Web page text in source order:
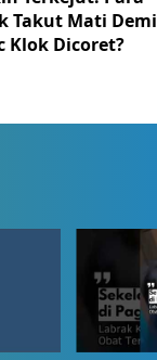
Takut Mati Demi
Klok Dicoret?